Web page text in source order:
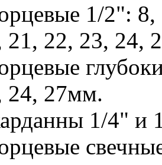
1/2":
21, 22, 23, 24,
24, 27мм.
1/4" и